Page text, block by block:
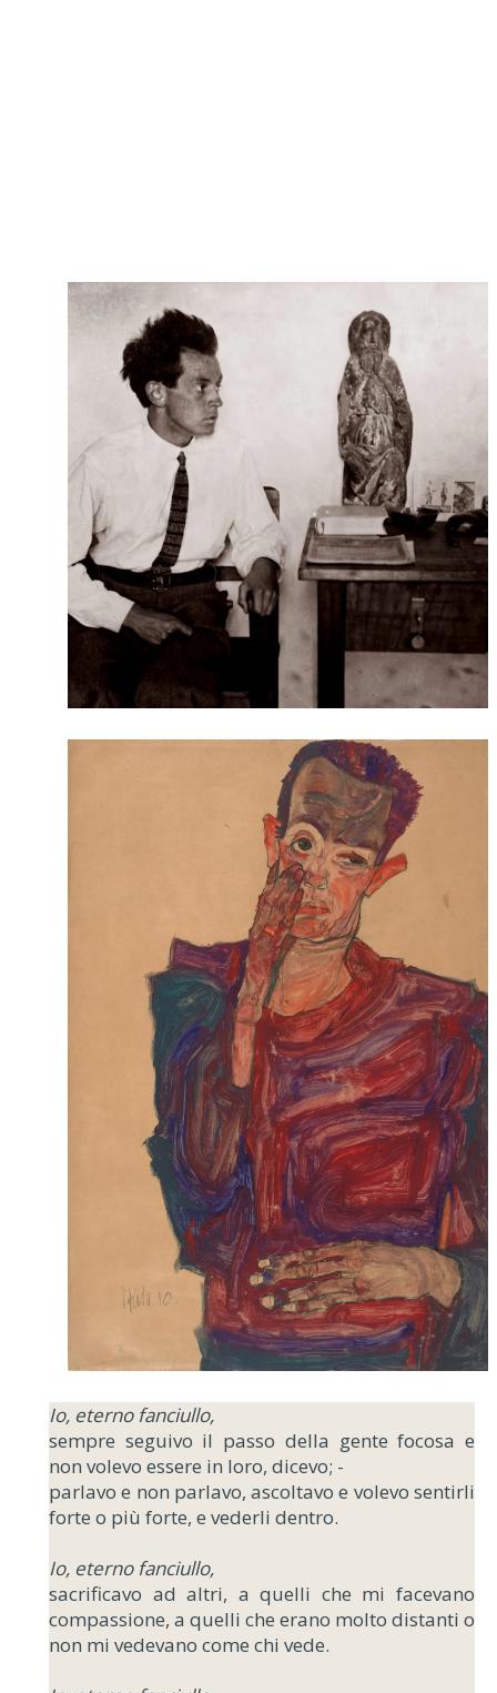
Io, eterno fanciullo,
sempre seguivo il passo della gente focosa e
non volevo essere in loro, dicevo; -
parlavo e non parlavo, ascoltavo e volevo sentirli
forte o più forte, e vederli dentro.
Io, eterno fanciullo,
sacrificavo ad altri, a quelli che mi facevano
compassione, a quelli che erano molto distanti o
non mi vedevano come chi vede.